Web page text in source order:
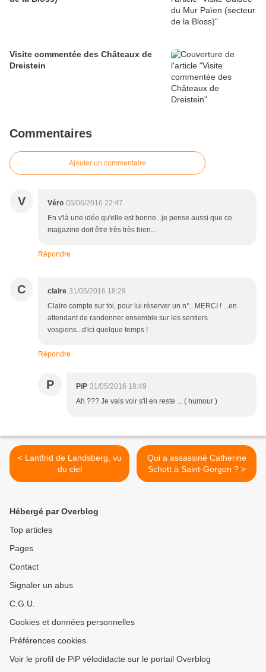
Visite commentée des Châteaux de
Dreistein
Commentaires
Ajouter un commentaire
V Véro 05/06/2016 22:47
En v'là une idée qu'elle est bonne...je pense aussi que ce
magazine doit être très très bien...
Répondre
C claire 31/05/2016 18:29
Claire compte sur toi, pour lui réserver un n°...MERCI ! ...en
attendant de randonner ensemble sur les sentiers
vosgiens...d'ici quelque temps !
Répondre
P PiP 31/05/2016 18:49
Ah ??? Je vais voir s'il en reste ... ( humour )
< Lantfrid de Landsberg, vu
du ciel
Qui a assassiné Catherine
Schott à Saint-Gorgon ? >
Hébergé par Overblog
Top articles
Pages
Contact
Signaler un abus
C.G.U.
Cookies et données personnelles
Préférences cookies
Voir le profil de PiP vélodidacte sur le portail Overblog